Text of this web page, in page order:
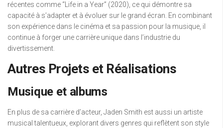
récentes comme “Life in a Year” (2020), ce qui démontre sa
capacité à s’adapter et à évoluer sur le grand écran. En combinant
son expérience dans le cinéma et sa passion pour la musique, il
continue à forger une carrière unique dans l’industrie du
divertissement.
Autres Projets et Réalisations
Musique et albums
En plus de sa carrière d’acteur, Jaden Smith est aussi un artiste
musical talentueux, explorant divers genres qui reflètent son style